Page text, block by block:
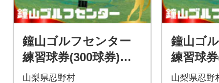
鐘山ゴルフセンター
練習球券(300球券)引
換券
山梨県忍野村
鐘山ゴ
練習球
換券
山梨県忍野